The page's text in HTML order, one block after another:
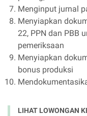
Menginput jurnal
Menyiapkan
22, PPN dan PBB
pemeriksaan
Menyiapkan
bonus produksi
LIHAT LOWONGAN